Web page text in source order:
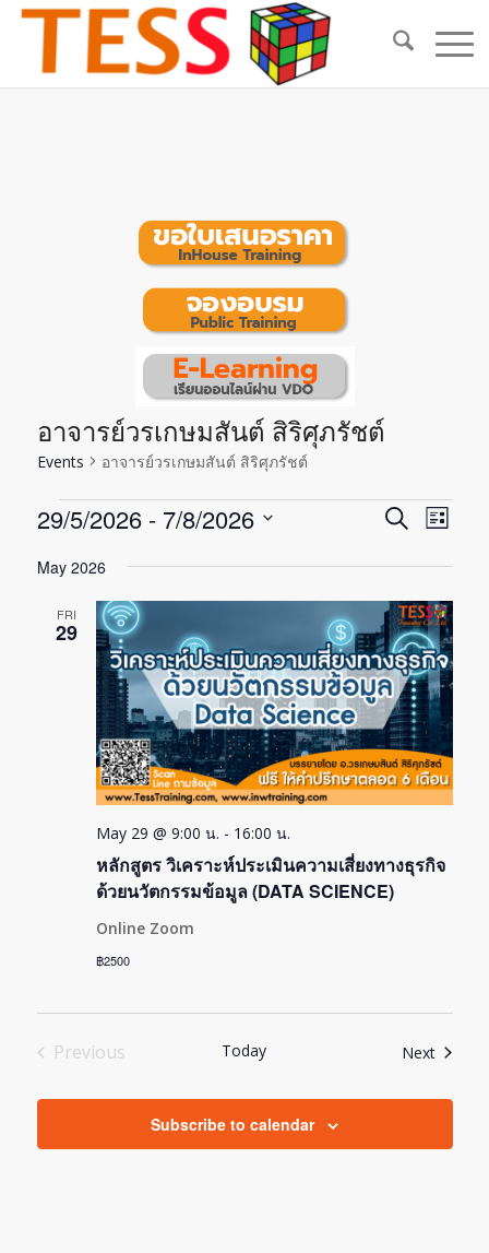
อาจารย์วรเกษมสันต์ สิริศุภรัชต์
Events อาจารย์วรเกษมสันต์ สิริศุภรัชต์
Events Events
Views
SearchList
29/5/2026 - 7/8/2026
date.
May 2026
FRI
29
หลักสูตร วิเคราะห์ประเมินความเสี่ยงทางธุรกิจ
ด้วยนวัตกรรมข้อมูล (DATA SCIENCE)
May 29 @ 9:00 น. - 16:00 น.
Online Zoom
฿2500
Previous
Today NextEvents
Subscribe to calendar